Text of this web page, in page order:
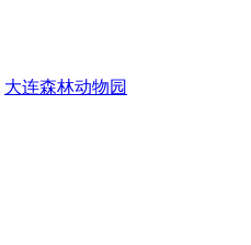
大连森林动物园